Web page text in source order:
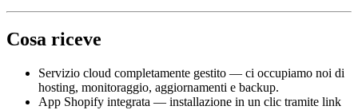
Cosa riceve
Servizio cloud completamente gestito — ci occupiamo noi di
hosting, monitoraggio, aggiornamenti e backup.
App Shopify integrata — installazione in un clic tramite link